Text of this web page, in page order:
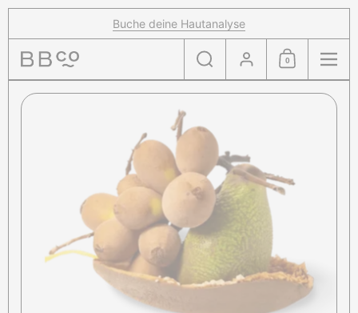
Buche deine Hautanalyse
Konto
Einkaufswagen
0 Menü